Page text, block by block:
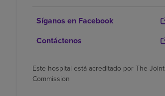
Síganos en Facebook
Contáctenos
Este hospital está acreditado por The Joint
Commission